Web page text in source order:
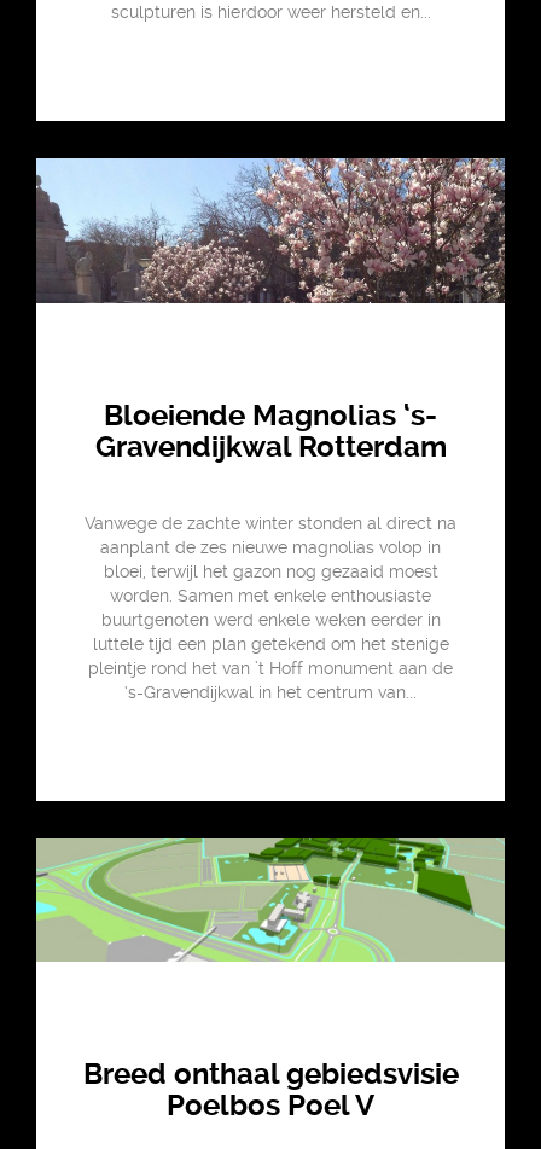
sculpturen is hierdoor weer hersteld en...
Bloeiende Magnolias ‘s-
Gravendijkwal Rotterdam
Vanwege de zachte winter stonden al direct na
aanplant de zes nieuwe magnolias volop in
bloei, terwijl het gazon nog gezaaid moest
worden. Samen met enkele enthousiaste
buurtgenoten werd enkele weken eerder in
luttele tijd een plan getekend om het stenige
pleintje rond het van ’t Hoff monument aan de
‘s-Gravendijkwal in het centrum van...
Breed onthaal gebiedsvisie
Poelbos Poel V